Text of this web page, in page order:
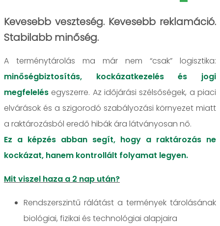
Kevesebb veszteség. Kevesebb reklamáció.
Stabilabb minőség.
A terménytárolás ma már nem “csak” logisztika:
minőségbiztosítás, kockázatkezelés és jogi
megfelelés egyszerre. Az időjárási szélsőségek, a piaci
elvárások és a szigorodó szabályozási környezet miatt
a raktározásból eredő hibák ára látványosan nő.
Ez a képzés abban segít, hogy a raktározás ne
kockázat, hanem kontrollált folyamat legyen.
Mit viszel haza a 2 nap után?
Rendszerszintű rálátást a termények tárolásának
biológiai, fizikai és technológiai alapjaira